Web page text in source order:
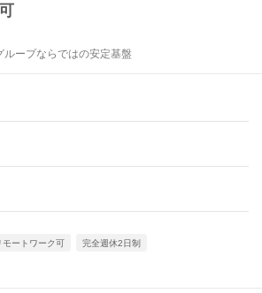
ープならではの安定基盤
モートワーク可 完全週休2日制